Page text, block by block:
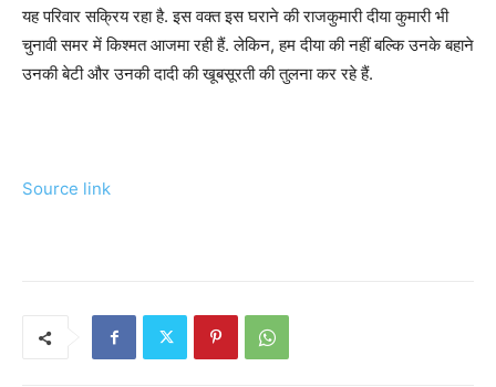
यह परिवार सक्रिय रहा है. इस वक्त इस घराने की राजकुमारी दीया कुमारी भी
चुनावी समर में किश्मत आजमा रही हैं. लेकिन, हम दीया की नहीं बल्कि उनके बहाने
उनकी बेटी और उनकी दादी की खूबसूरती की तुलना कर रहे हैं.
Source link